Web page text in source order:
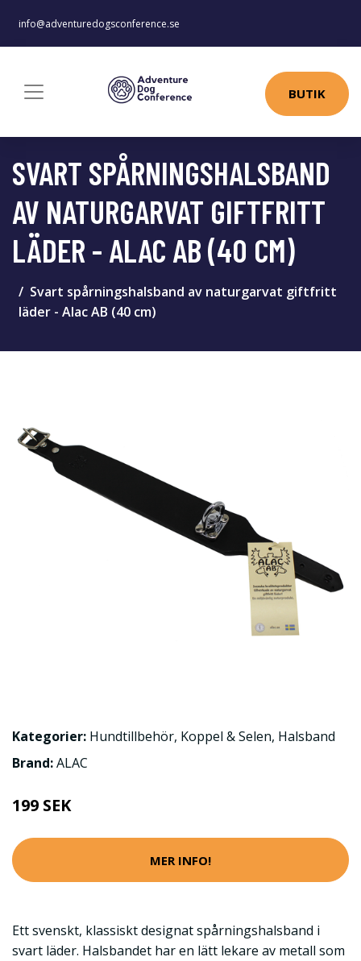
info@adventuredogsconference.se
BUTIK
SVART SPÅRNINGSHALSBAND
AV NATURGARVAT GIFTFRITT
LÄDER - ALAC AB (40 CM)
Svart spårningshalsband av naturgarvat giftfritt
läder - Alac AB (40 cm)
Kategorier: Hundtillbehör, Koppel & Selen, Halsband
Brand:ALAC
199 SEK
MER INFO!
Ett svenskt, klassiskt designat spårningshalsband i
svart läder. Halsbandet har en lätt lekare av metall som